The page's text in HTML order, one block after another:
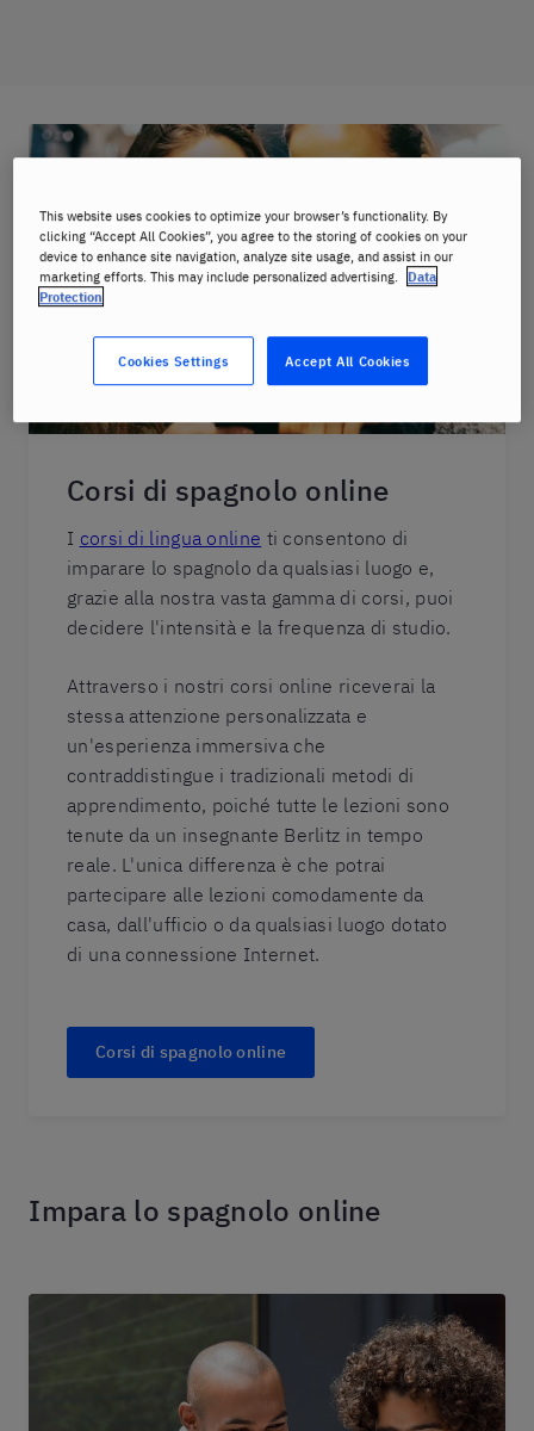
Corsi di spagnolo online
I corsi di lingua online ti consentono di
imparare lo spagnolo da qualsiasi luogo e,
grazie alla nostra vasta gamma di corsi, puoi
decidere l'intensità e la frequenza di studio.
Attraverso i nostri corsi online riceverai la
stessa attenzione personalizzata e
un'esperienza immersiva che
contraddistingue i tradizionali metodi di
apprendimento, poiché tutte le lezioni sono
tenute da un insegnante Berlitz in tempo
reale. L'unica differenza è che potrai
partecipare alle lezioni comodamente da
casa, dall'ufficio o da qualsiasi luogo dotato
di una connessione Internet.
Corsi di spagnolo online
Impara lo spagnolo online
This website uses cookies to optimize your browser’s functionality. By
clicking “Accept All Cookies”, you agree to the storing of cookies on your
device to enhance site navigation, analyze site usage, and assist in our
marketing efforts. This may include personalized advertising. Data
Protection
Accept All Cookies
Cookies Settings